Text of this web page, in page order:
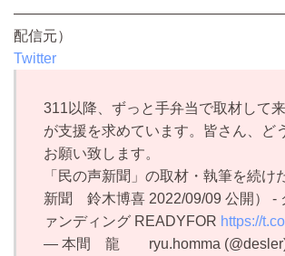
配信元）
Twitter
311以降、ずっと手弁当で取材して
が支援を求めています。皆さん、ど
お願い致します。
「民の声新聞」の取材・執筆を続け
新聞 鈴木博喜 2022/09/09 公開） -
ァンディング READYFOR https://
— 本間 龍 ryu.homma